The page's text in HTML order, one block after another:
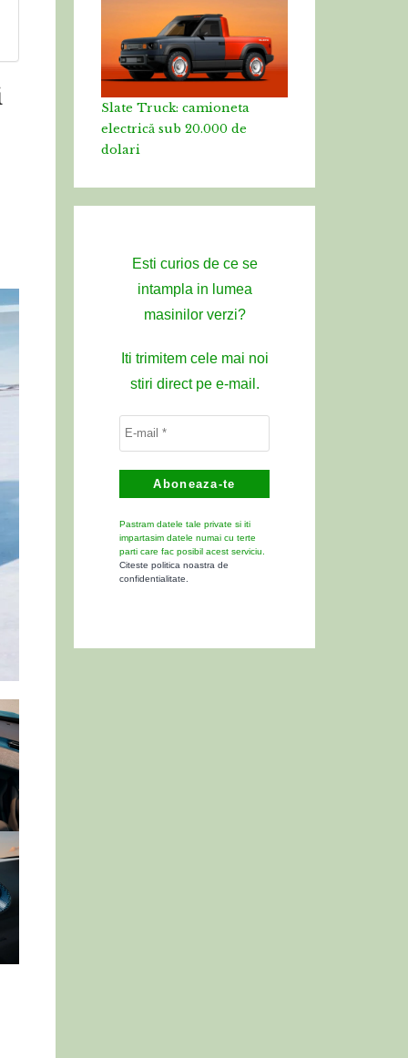
Slate Truck: camioneta
electrică sub 20.000 de
dolari
Esti curios de ce se
intampla in lumea
masinilor verzi?
Iti trimitem cele mai noi
stiri direct pe e-mail.
Pastram datele tale private si iti
impartasim datele numai cu terte
parti care fac posibil acest serviciu.
Citeste politica noastra de
confidentialitate.